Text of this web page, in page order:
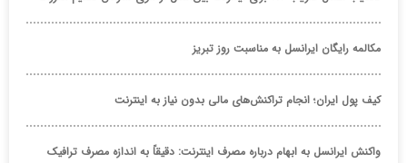
مکالمه رایگان ایرانسل به مناسبت روز تبریز
کیف پول ایران؛ انجام تراکنش‌های مالی بدون نیاز به اینترنت
واکنش ایرانسل به ابهام درباره مصرف اینترنت: دقیقاً به اندازه مصرف ترافیک